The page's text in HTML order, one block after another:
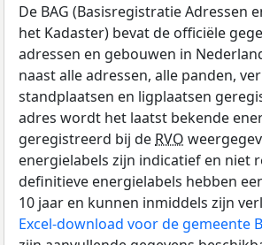
De BAG (Basisregistratie Adressen
het Kadaster) bevat de officiële
adressen en gebouwen in
naast alle adressen, alle panden,
standplaatsen en ligplaatsen
adres wordt het laatst bekende
geregistreerd bij de RVO
energielabels zijn indicatief en niet
definitieve energielabels hebben
10 jaar en kunnen inmiddels zijn
Excel-download voor de gemeente